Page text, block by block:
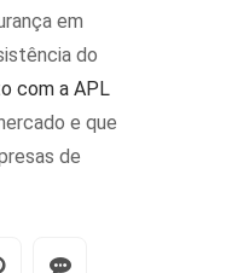
em
do
com a APL
e que
de